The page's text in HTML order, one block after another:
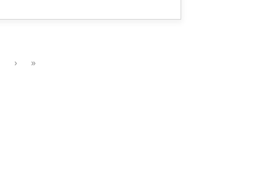
› Next ›
»Last »